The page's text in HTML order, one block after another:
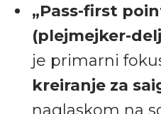
„Pass-first
(plejmejker-
je primarni
kreiranje za
naglaskom na